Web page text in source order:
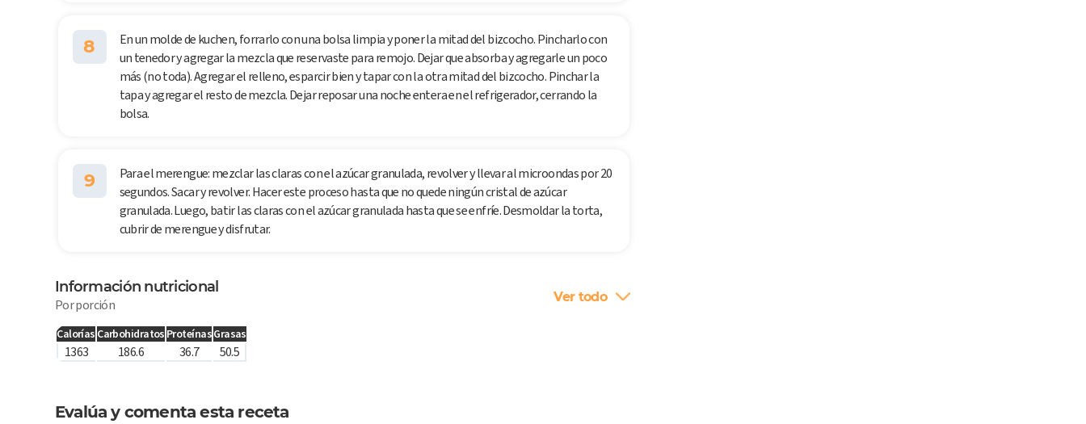
8
En un molde de kuchen, forrarlo con una bolsa limpia y poner la mitad del bizcocho. Pincharlo con
un tenedor y agregar la mezcla que reservaste para remojo. Dejar que absorba y agregarle un poco
más (no toda). Agregar el relleno, esparcir bien y tapar con la otra mitad del bizcocho. Pinchar la
tapa y agregar el resto de mezcla. Dejar reposar una noche entera en el refrigerador, cerrando la
bolsa.
9
Para el merengue: mezclar las claras con el azúcar granulada, revolver y llevar al microondas por 20
segundos. Sacar y revolver. Hacer este proceso hasta que no quede ningún cristal de azúcar
granulada. Luego, batir las claras con el azúcar granulada hasta que se enfríe. Desmoldar la torta,
cubrir de merengue y disfrutar.
Información nutricional
Por porción Ver todo
Calorías Carbohidratos ProteínasGrasas
1363 186.6 36.7 50.5
Evalúa y comenta esta receta